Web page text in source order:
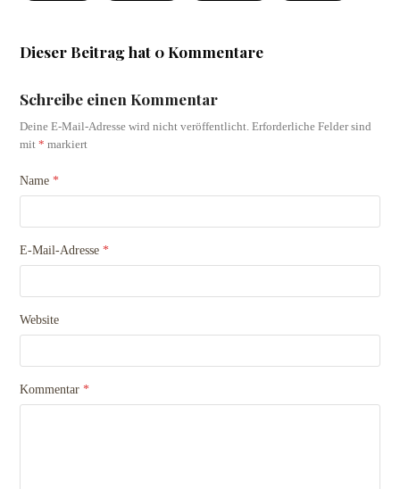
Dieser Beitrag hat 0 Kommentare
Schreibe einen Kommentar
Deine E-Mail-Adresse wird nicht veröffentlicht. Erforderliche Felder sind
mit* markiert
Name*
E-Mail-Adresse*
Website
Kommentar*